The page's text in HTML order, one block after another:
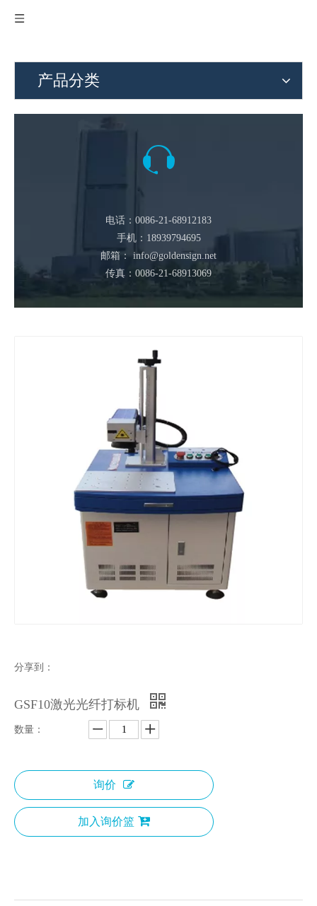
产品分类
电话：0086-21-68912183
手机：18939794695
邮箱： info@goldensign.net
传真：0086-21-68913069
分享到：
GSF10激光光纤打标机
数量：
询价
加入询价篮